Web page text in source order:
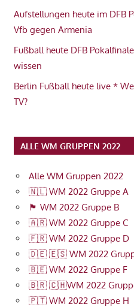
Aufstellungen heute im DFB
Vfb gegen Armenia
Fußball heute DFB
wissen
Berlin Fußball heute live *
TV?
ALLE WM GRUPPEN 2022
Alle WM Gruppen 2022
🇳🇱 WM 2022 Gruppe A
🏴󠁧󠁢󠁥󠁮󠁧󠁿 WM 2022 Gruppe B
🇦🇷 WM 2022 Gruppe C
🇫🇷 WM 2022 Gruppe D
🇩🇪 🇪🇸 WM 2022
🇧🇪 WM 2022 Gruppe F
🇧🇷 🇨🇭WM 2022
🇵🇹 WM 2022 Gruppe H